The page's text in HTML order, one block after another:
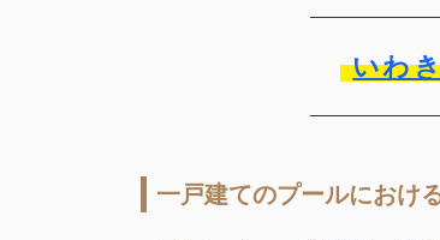
いわ
一戸建てのプールにおけ